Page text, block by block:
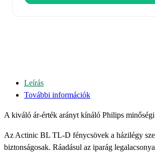
Leírás
További információk
A kiváló ár-érték arányt kínáló Philips
Az Actinic BL TL-D fénycsövek a házilégy
biztonságosak. Ráadásul az iparág